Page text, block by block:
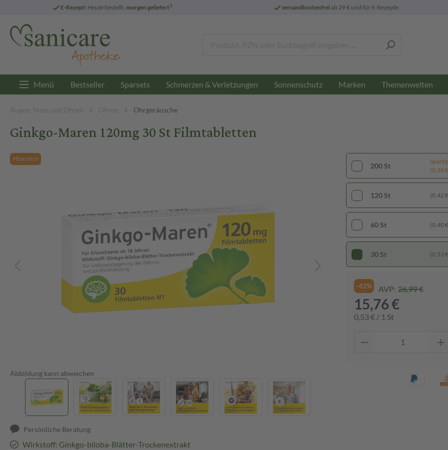
E-Rezept: Heute bestellt, morgen geliefert3 versandkostenfreiab 29 € und für E-Rezepte
Menü Bestseller Sparsets Schmerzen & Verletzungen Sonnenschutz Marken Themenwelten
Augen, Nase und Ohren Ohren Ohrgeräusche
Ginkgo-Maren 120mg 30 St Filmtabletten
Pflanzlich
Abbildung kann abweichen
Persönliche Beratung
Wirkstoff: Ginkgo-biloba-Blätter-Trockenextrakt
200 St
(0,39
120 St (0,42
60 St (0,40
30 St (0,53
-42% AVP: 26,99 €
15,76 €
0,53 € / 1 St